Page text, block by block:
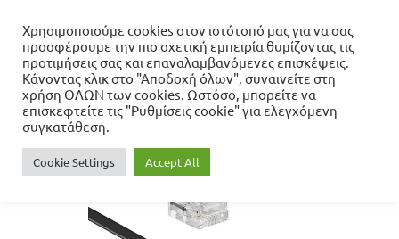
Αρχική σελίδα Νέες Παραλαβές
Τηλεφωνικό Καλώδιο
6P4C 3m (Μαύρο)
Χρησιμοποιούμε cookies στον ιστότοπό μας για να σας
προσφέρουμε την πιο σχετική εμπειρία θυμίζοντας τις
προτιμήσεις σας και επαναλαμβανόμενες επισκέψεις.
Κάνοντας κλικ στο "Αποδοχή όλων", συναινείτε στη
χρήση ΟΛΩΝ των cookies. Ωστόσο, μπορείτε να
επισκεφτείτε τις "Ρυθμίσεις cookie" για ελεγχόμενη
συγκατάθεση.
Cookie Settings Accept All